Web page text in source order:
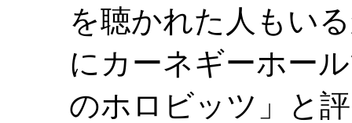
を聴かれた人もい
にカーネギーホー
のホロビッツ」と